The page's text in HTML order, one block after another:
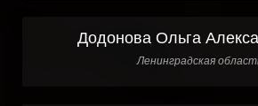
Додонова Ольга
Ленинградская